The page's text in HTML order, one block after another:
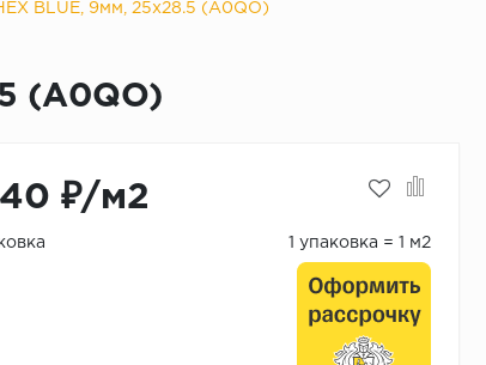
BLUE, 9мм, 25x28.5 (A0QO)
(A0QO)
₽/м2
1 упаковка = 1 м2